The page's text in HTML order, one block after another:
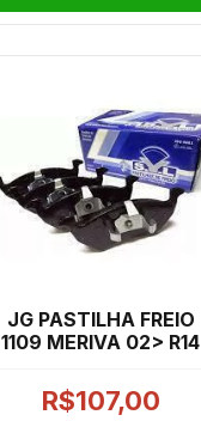
JG PASTILHA FREIO
1109 MERIVA 02> R14
R$107,00